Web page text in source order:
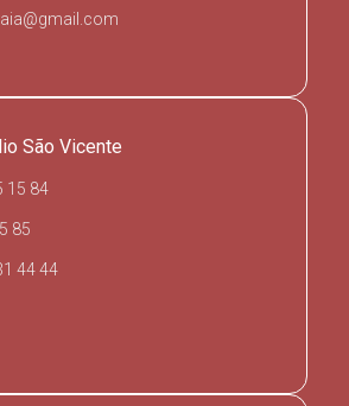
São Vicente
15 84
85
44 44